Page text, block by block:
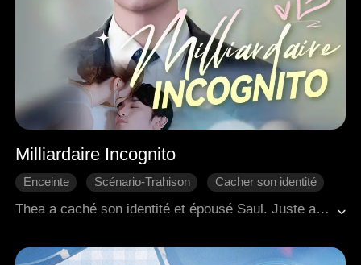
Milliardaire Incognito
Enceinte Scénario-Trahison
Cacher son identité
L'amour dur
PDG
Thea a caché son identité et épousé Saul. Juste au moment où elle s'apprêtait à lui annoncer qu'elle était enceinte et impliquée dans un projet majeur, elle a été témoin de Saul accompagnant Zoe à une échographie prénatale. Le cœur brisé, elle est rentrée chez elle, pour faire face aux mots acerbes et jugements de sa belle-mère, ce qui a dégénéré en une dispute intense. Au milieu du conflit, Thea a tragiquement subi une fausse couche. Dévastée tant physiquement qu'émotionnellement, elle a perdu tout espoir et a demandé le divorce.<br>Après avoir traversé une série d'événements tumultueux, Saul a fini par faire le point sur ses véritables sentiments et a décidé de reconquérir Thea. Pendant ce temps, Thea, ayant été sauvée par les interventions opportunes de Saul lors de situations menaçantes pour sa vie, a lentement commencé à guérir de sa douleur et a trouvé en elle la capacité de lui pardonner. À la fin, les deux se sont réconciliés et ont décidé de reconstruire leur relation avec un engagement renouvelé.